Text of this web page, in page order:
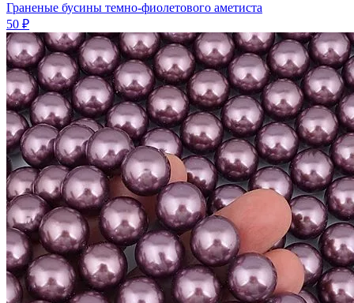
Граненые бусины темно-фиолетового аметиста
50 ₽